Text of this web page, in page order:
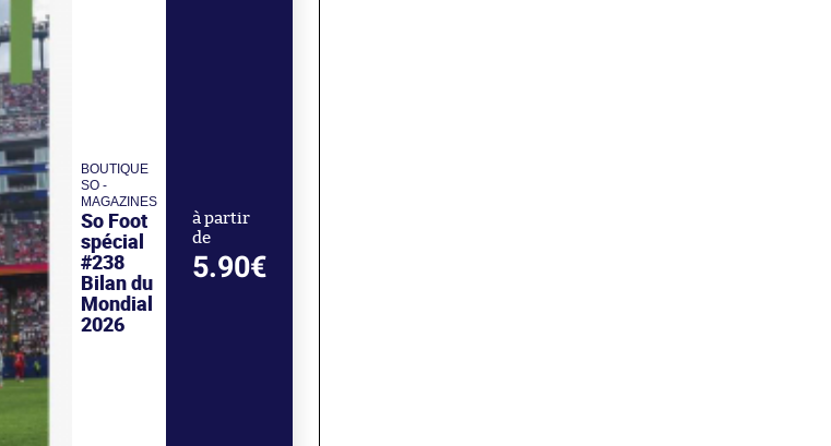
BOUTIQUE
SO -
MAGAZINES
So Foot
spécial
#238
Bilan du
Mondial
2026
à partir
de
5.90€